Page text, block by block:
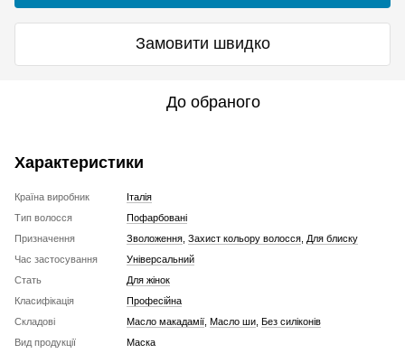
Замовити швидко
До обраного
Характеристики
Країна виробник
Італія
Тип волосся
Пофарбовані
Призначення
Зволоження Захист кольору волосся Для блиску
Час застосування
Універсальний
Стать
Для жінок
Класифікація
Професійна
Складові
Масло макадамії Масло ши Без силіконів
Вид продукції
Маска